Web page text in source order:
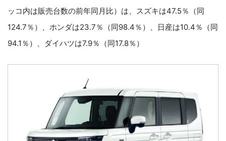
ッコ内は販売台数の前年同月比）は、スズキは47.5％（同
124.7％）、ホンダは23.7％（同98.4％）、日産は10.4％（同
94.1％）、ダイハツは7.9％（同17.8％）